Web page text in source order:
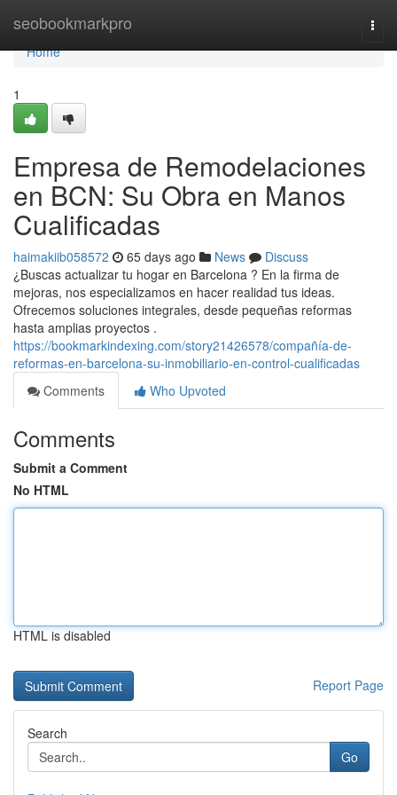
seobookmarkpro
Home
Home
1
Empresa de Remodelaciones
en BCN: Su Obra en Manos
Cualificadas
haimakiib058572 65 days ago News
Discuss
¿Buscas actualizar tu hogar en Barcelona ? En la firma de
mejoras, nos especializamos en hacer realidad tus ideas.
Ofrecemos soluciones integrales, desde pequeñas reformas
hasta amplias proyectos .
https://bookmarkindexing.com/story21426578/compañía-de-
reformas-en-barcelona-su-inmobiliario-en-control-cualificadas
Comments
Who Upvoted
Comments
Submit a Comment
No HTML
HTML is disabled
Report Page
Search
Go